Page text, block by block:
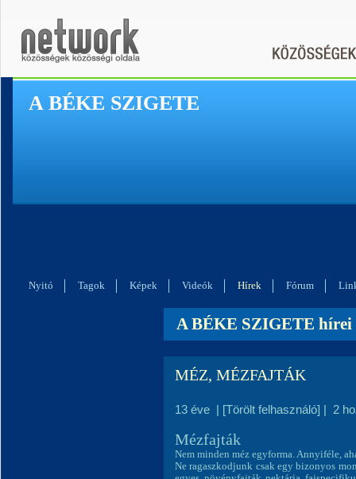
A BÉKE SZIGETE
Nyitó Tagok Képek Videók Hírek Fórum
A BÉKE SZIGETE hírei
MÉZ, MÉZFAJTÁK
13 éve | [Törölt felhasználó] | 2
Mézfajták
Nem minden méz egyforma. Annyiféle,
Ne ragaszkodjunk csak egy bizonyos